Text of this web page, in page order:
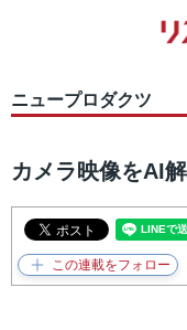
ニュープロダクツ
カメラ映像をAI